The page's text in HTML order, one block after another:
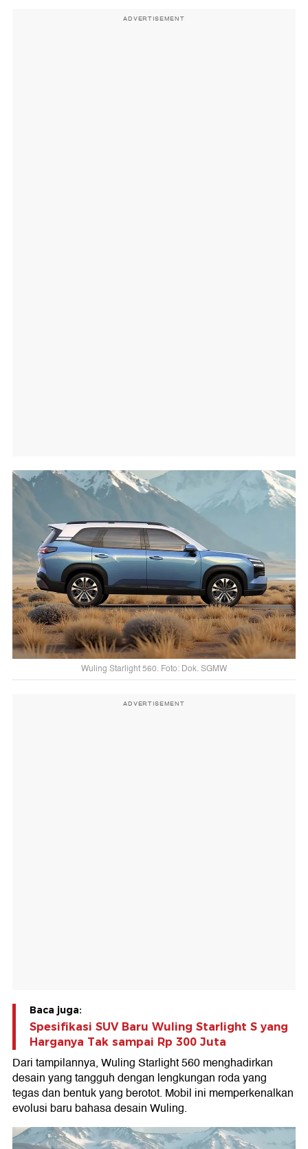
ADVERTISEMENT
Wuling Starlight 560. Foto: Dok. SGMW
ADVERTISEMENT
Baca juga:
Spesifikasi SUV Baru Wuling Starlight S yang
Harganya Tak sampai Rp 300 Juta
Dari tampilannya, Wuling Starlight 560 menghadirkan
desain yang tangguh dengan lengkungan roda yang
tegas dan bentuk yang berotot. Mobil ini memperkenalkan
evolusi baru bahasa desain Wuling.